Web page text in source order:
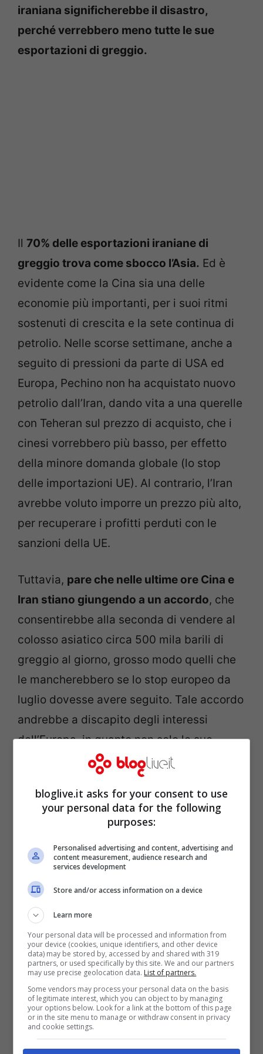
iraniana significherebbe il disastro,
perché verrebbero meno tutte le sue
esportazioni di greggio.
Il 70% delle esportazioni iraniane di
greggio trova come sbocco l’Asia. Ed è
evidente come la Cina sia una delle
economie più importanti, per i suoi ritmi
sostenuti di crescita e la sete continua di
petrolio. Nelle scorse settimane, anche a
seguito di pressioni da parte di USA ed
Europa, Pechino non ha acquistato nuovo
petrolio dall’Iran, dando vita a una querelle
con Teheran sul prezzo di acquisto, che i
cinesi vorrebbero più basso, per effetto
della minore domanda globale (lo stop
delle importazioni UE). Al contrario, l’Iran
avrebbe voluto imporre un prezzo più alto,
per recuperare i profitti perduti con le
sanzioni della UE.
Tuttavia, pare che nelle ultime ore Cina e
Iran stiano giungendo a un accordo, che
consentirebbe alla seconda di vendere al
colosso asiatico circa 500 mila barili di
greggio al giorno, grosso modo quelli che
le mancherebbero se lo stop europeo da
luglio dovesse avere seguito. Tale accordo
andrebbe a discapito degli interessi
dell’Europa, in quanto non solo le sue
sanzioni sarebbero un’arma spuntata, ma
Teheran avrebbe meno remore nel dare
vita allo stop delle esportazioni, avendo
trovato nuovi contratti alternativi.
E già ieri, sull’onda delle pessime notizie
europeo è schizzato a 120 dollari al barile
mentre gli esperti del Fondo Monetario
Internazionale stimano che nel caso da
luglio si dovesse procedere al blocco, si
arriverebbe a 150 dollari al barile. E
calcolando che ogni 10 dollari in più del
prezzo del petrolio si traduce in una
minore crescita del pil dello 0,5%, un
bloglive.it asks for your consent to use
your personal data for the following
purposes:
Personalised advertising and content, advertising and
content measurement, audience research and
services development
Store and/or access information on a device
Learn more
Your personal data will be processed and information from
your device (cookies, unique identifiers, and other device
data) may be stored by, accessed by and shared with 319
partners, or used specifically by this site. We and our partners
may use precise geolocation data. List of partners.
Some vendors may process your personal data on the basis
of legitimate interest, which you can object to by managing
your options below. Look for a link at the bottom of this page
or in the site menu to manage or withdraw consent in privacy
and cookie settings.